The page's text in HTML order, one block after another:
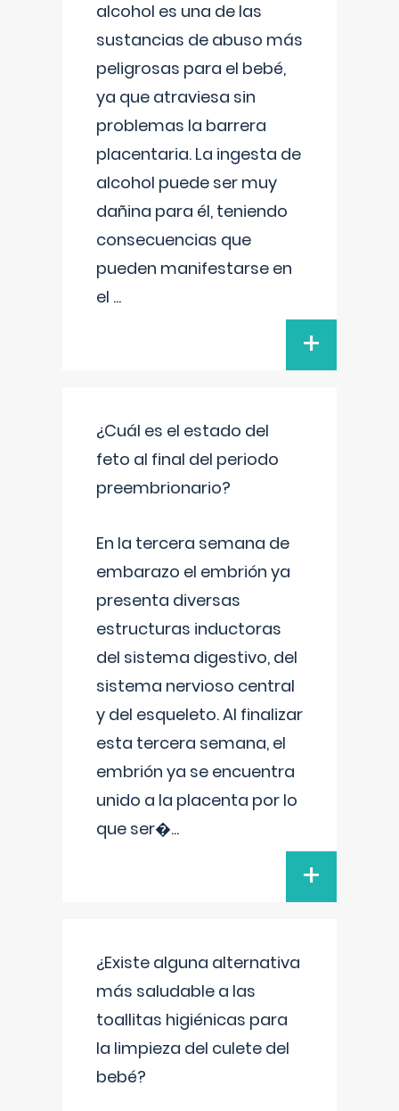
alcohol es una de las
sustancias de abuso más
peligrosas para el bebé,
ya que atraviesa sin
problemas la barrera
placentaria. La ingesta de
alcohol puede ser muy
dañina para él, teniendo
consecuencias que
pueden manifestarse en
el ...
+
¿Cuál es el estado del
feto al final del periodo
preembrionario?
En la tercera semana de
embarazo el embrión ya
presenta diversas
estructuras inductoras
del sistema digestivo, del
sistema nervioso central
y del esqueleto. Al finalizar
esta tercera semana, el
embrión ya se encuentra
unido a la placenta por lo
que ser�...
+
¿Existe alguna alternativa
más saludable a las
toallitas higiénicas para
la limpieza del culete del
bebé?